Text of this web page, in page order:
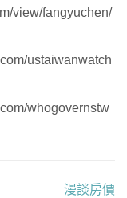
view/fangyuchen/
ustaiwanwatch
whogovernstw
漫談房價